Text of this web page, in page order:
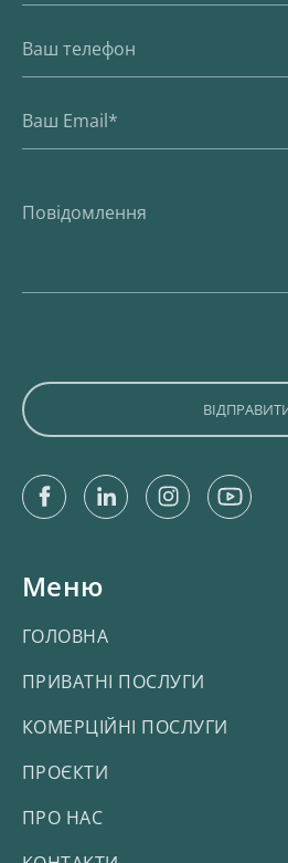
FacebookLinkedinInstagramYoutube
Меню
ГОЛОВНА
ПРИВАТНІ ПОСЛУГИ
КОМЕРЦІЙНІ ПОСЛУГИ
ПРОЄКТИ
ПРО НАС